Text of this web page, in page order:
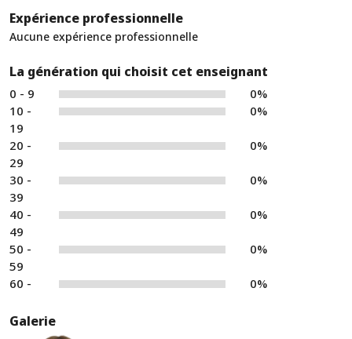
Expérience professionnelle
Aucune expérience professionnelle
La génération qui choisit cet enseignant
0 - 9
0%
10 -
19
0%
20 -
29
0%
30 -
39
0%
40 -
49
0%
50 -
59
0%
60 - 0%
Galerie